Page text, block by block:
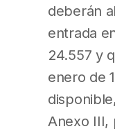
deberán
entrada
24.557 y
enero de
Anexo III,